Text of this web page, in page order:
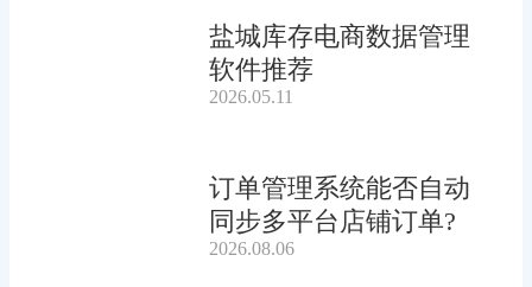
盐城库存电商数据管理
软件推荐
2026.05.11
订单管理系统能否自动
同步多平台店铺订单?
2026.08.06